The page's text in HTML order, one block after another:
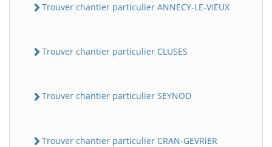
Trouver chantier particulier ANNECY-LE-ViEUX
Trouver chantier particulier CLUSES
Trouver chantier particulier SEYNOD
Trouver chantier particulier CRAN-GEVRiER